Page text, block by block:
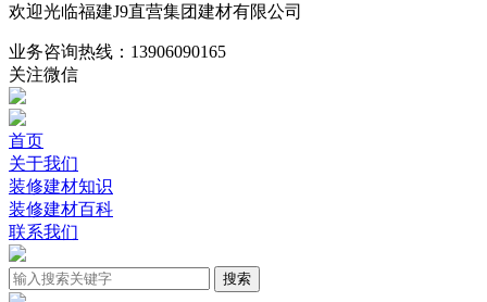
欢迎光临福建J9直营集团建材有限公司
业务咨询热线： 13906090165
关注微信
首页
关于我们
装修建材知识
装修建材百科
联系我们